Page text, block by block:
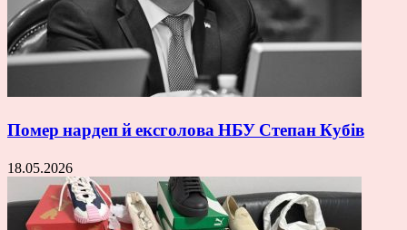
Помер нардеп й ексголова НБУ Степан Кубів
18.05.2026